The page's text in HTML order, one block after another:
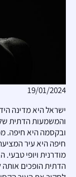
19/01/2024
ישראל היא מדינה
והמשמעות הדתית
ובקסמה היא חיפה.
חיפה היא עיר
מודרנית ויופי
הדתית הופכים אותה